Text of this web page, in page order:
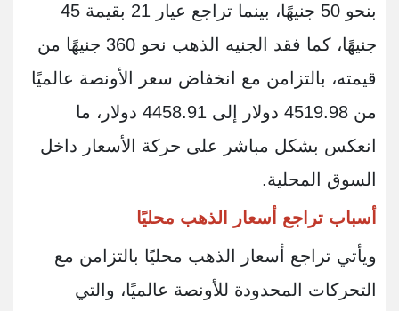
بنحو 50 جنيهًا، بينما تراجع عيار 21 بقيمة 45
جنيهًا، كما فقد الجنيه الذهب نحو 360 جنيهًا من
قيمته، بالتزامن مع انخفاض سعر الأونصة عالميًا
من 4519.98 دولار إلى 4458.91 دولار، ما
انعكس بشكل مباشر على حركة الأسعار داخل
السوق المحلية.
أسباب تراجع أسعار الذهب محليًا
ويأتي تراجع أسعار الذهب محليًا بالتزامن مع
التحركات المحدودة للأونصة عالميًا، والتي